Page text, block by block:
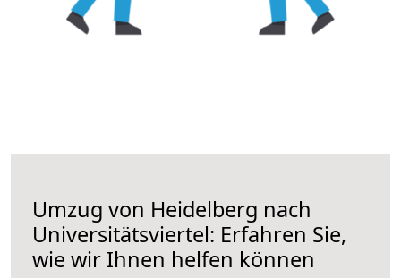
Umzug von Heidelberg nach
Universitätsviertel: Erfahren Sie,
wie wir Ihnen helfen können